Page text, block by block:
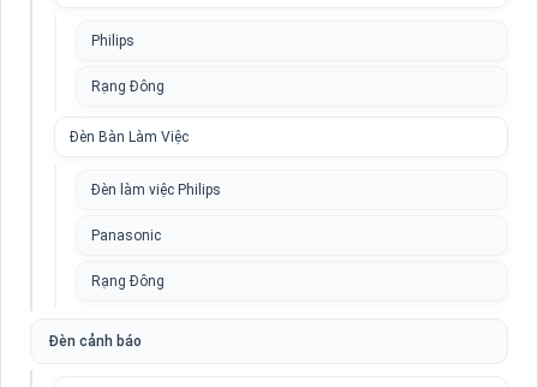
Philips
Rạng Đông
Đèn Bàn Làm Việc
Đèn làm việc Philips
Panasonic
Rạng Đông
Đèn cảnh báo